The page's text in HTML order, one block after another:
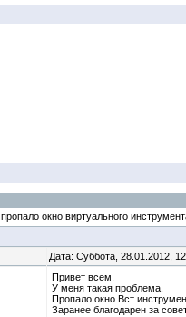
пропало окно виртуального
Дата: Суббота, 28.01.2012,
Привет всем.
У меня такая проблема.
Пропало окно Вст
Заранее благодарен за